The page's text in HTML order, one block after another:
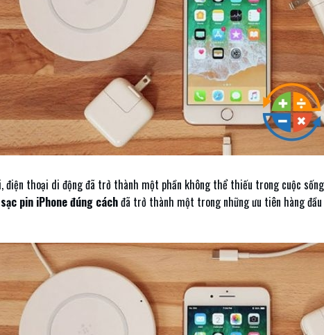
điện thoại di động đã trở thành một phần không thể thiếu trong cuộc
pin iPhone đúng cáchđã trở thành một trong những ưu tiên hàng đầu